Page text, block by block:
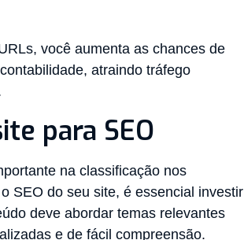
você aumenta as chances de
atraindo tráfego
para SEO
na classificação nos
SEO do seu site, é essencial investir
deve abordar temas relevantes
e de fácil compreensão.